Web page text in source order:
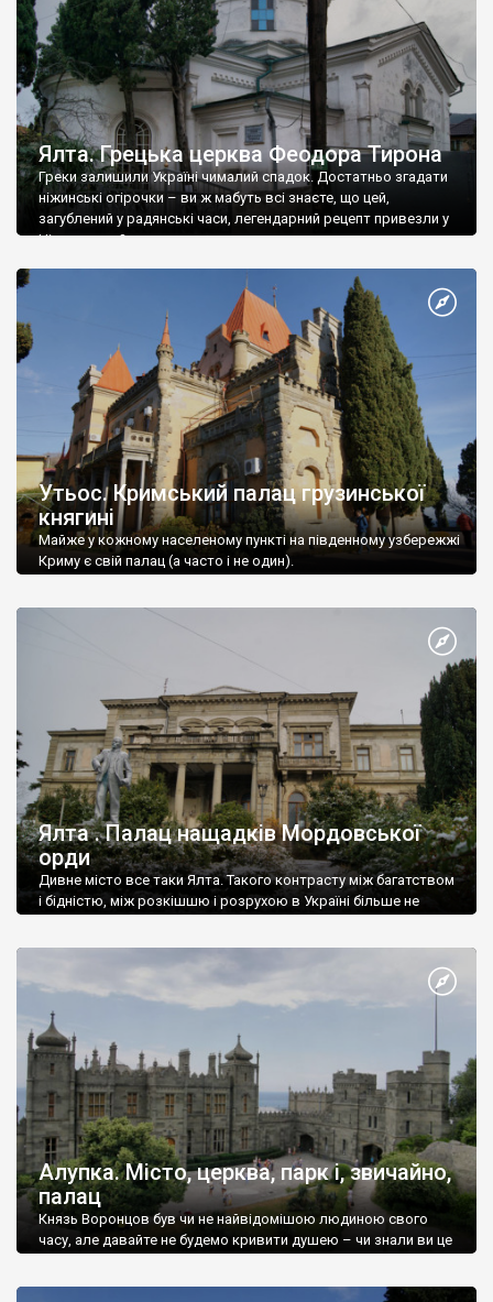
Ялта. Грецька церква Феодора Тирона
Греки залишили Україні чималий спадок. Достатньо згадати
ніжинські огірочки – ви ж мабуть всі знаєте, що цей,
загублений у радянські часи, легендарний рецепт привезли у
Ніжин греки?
Утьос. Кримський палац грузинської
княгині
Майже у кожному населеному пункті на південному узбережжі
Криму є свій палац (а часто і не один).
Ялта . Палац нащадків Мордовської
орди
Дивне місто все таки Ялта. Такого контрасту між багатством
і бідністю, між розкішшю і розрухою в Україні більше не
Алупка. Місто, церква, парк і, звичайно,
палац
Князь Воронцов був чи не найвідомішою людиною свого
часу, але давайте не будемо кривити душею – чи знали ви це